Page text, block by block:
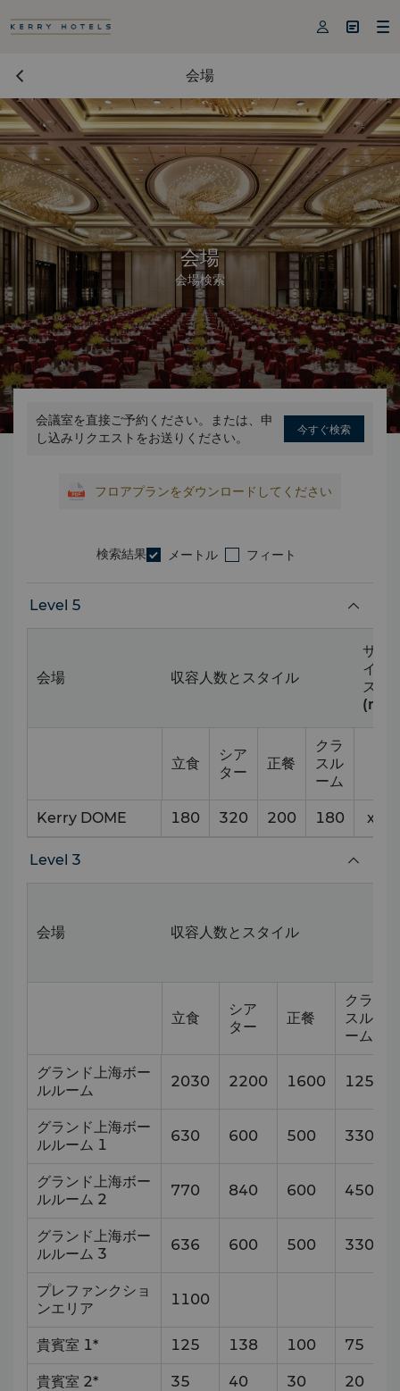
  
会場
会場
会場検索
会議室を直接ご予約ください。または、申
し込みリクエストをお送りください。
今すぐ検索
フロアプランをダウンロードしてください
検索結果 メートル フィート
Level 5
会場 収容人数とスタイル
サ
イ
ズ
(m)
立食
シア
ター
正餐
クラ
スル
ーム
Kerry DOME 180 320 200 180 x
Level 3
会場 収容人数とスタイル
立食
シア
ター
正餐
クラ
スル
ーム
グランド上海ボー
ルルーム
2030 2200 1600 1250
グランド上海ボー
ルルーム 1
630 600 500 330
グランド上海ボー
ルルーム 2
770 840 600 450
グランド上海ボー
ルルーム 3
636 600 500 330
プレファンクショ
ンエリア
1100
貴賓室 1* 125 138 100 75
貴賓室 2* 35 40 30 20